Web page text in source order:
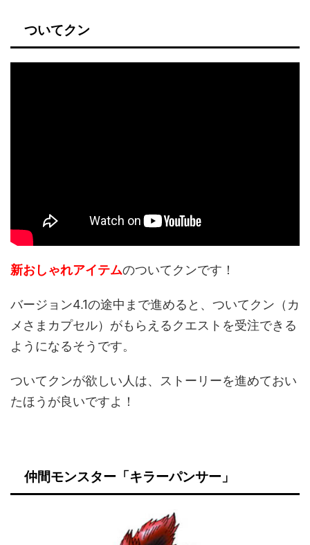
ついてクン
新おしゃれアイテムのついてクンです！
バージョン4.1の途中まで進めると、ついてクン（カ
メさまカプセル）がもらえるクエストを受注できる
ようになるそうです。
ついてクンが欲しい人は、ストーリーを進めておい
たほうが良いですよ！
仲間モンスター「キラーパンサー」